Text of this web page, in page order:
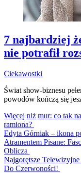
7 najbardziej
nie potrafił
Ciekawostki
Świat show-biznesu
powodów kończą się
Więcej niż mur: co tak
ramiona?
Edyta Górniak – ikona
Atramentem Pisane:
Oblicza
Najgorętsze
Do Czerwoności!